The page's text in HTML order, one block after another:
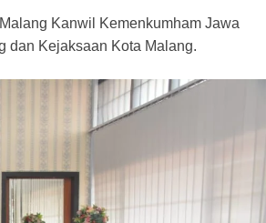
Kanwil Kemenkumham Jawa
dan Kejaksaan Kota Malang.